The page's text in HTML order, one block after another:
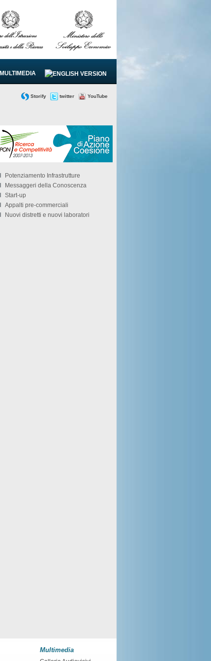
MULTIMEDIA
Storify twitter YouTube
Potenziamento Infrastrutture
Messaggeri della Conoscenza
Start-up
Appalti pre-commerciali
Nuovi distretti e nuovi laboratori
Multimedia